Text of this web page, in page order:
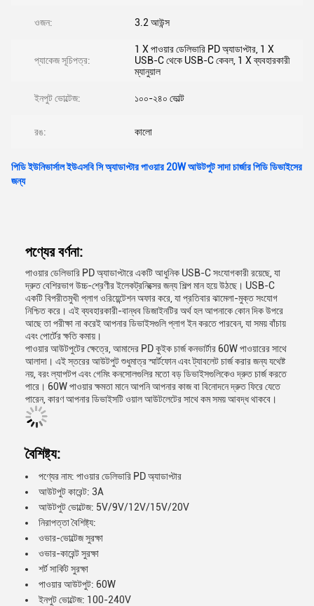
ওজন: 3.2 আউন্স
প্যাকেজ সূচিপত্র:
1 X পাওয়ার ডেলিভারি PD অ্যাডাপ্টার, 1 X
USB-C থেকে USB-C কেবল, 1 X ব্যবহারকারী
ম্যানুয়াল
ইনপুট ভোল্টেজ: ১০০-২৪০ ভোল্ট
রঙ: কালো
পিডি ইউনিভার্সাল ইউএসবি সি অ্যাডাপ্টার পাওয়ার 20W আউটপুট সাদা চার্জার পিডি ডিভাইসের
জন্য
পণ্যের বর্ণনা:
পাওয়ার ডেলিভারি PD অ্যাডাপ্টারে একটি আধুনিক USB-C সংযোগকারী রয়েছে, যা
দ্রুত বেশিরভাগ উচ্চ-শ্রেণীর ইলেকট্রনিক্সের জন্য শিল্প মান হয়ে উঠছে। USB-C
একটি বিপরীতমুখী প্লাগ ওরিয়েন্টেশন অফার করে, যা প্রতিবার ঝামেলা-মুক্ত সংযোগ
নিশ্চিত করে। এই ব্যবহারকারী-বান্ধব ডিজাইনটির অর্থ হল আপনাকে কোন দিক উপরে
আছে তা পরীক্ষা না করেই আপনার ডিভাইসগুলি প্লাগ ইন করতে পারবেন, যা সময় বাঁচায়
এবং পোর্টের ক্ষতি কমায়।
পাওয়ার আউটপুটের ক্ষেত্রে, আমাদের PD কুইক চার্জ কনভার্টার 60W পাওয়ারের সাথে
আলাদা। এই স্তরের আউটপুট শুধুমাত্র স্মার্টফোন এবং ট্যাবলেট চার্জ করার জন্য যথেষ্ট
নয়, বরং ল্যাপটপ এবং গেমিং কনসোলগুলির মতো বড় ডিভাইসগুলিকেও দ্রুত চার্জ করতে
পারে। 60W পাওয়ার ক্ষমতা মানে আপনি আপনার কাজ বা বিনোদনে দ্রুত ফিরে যেতে
পারেন, কারণ আপনার ডিভাইসটি ওয়াল আউটলেটের সাথে কম সময় আবদ্ধ থাকবে।
বৈশিষ্ট্য:
পণ্যের নাম: পাওয়ার ডেলিভারি PD অ্যাডাপ্টার
আউটপুট কারেন্ট: 3A
আউটপুট ভোল্টেজ: 5V/9V/12V/15V/20V
নিরাপত্তা বৈশিষ্ট্য:
ওভার-ভোল্টেজ সুরক্ষা
ওভার-কারেন্ট সুরক্ষা
শর্ট সার্কিট সুরক্ষা
পাওয়ার আউটপুট: 60W
ইনপুট ভোল্টেজ: 100-240V